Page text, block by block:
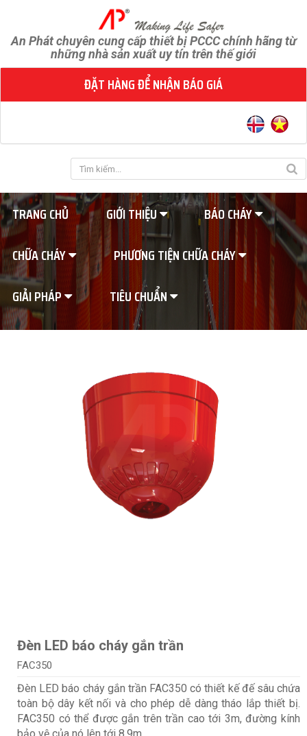
An Phát chuyên cung cấp thiết bị PCCC chính hãng từ
những nhà sản xuất uy tín trên thế giới
ĐẶT HÀNG ĐỂ NHẬN BÁO GIÁ
TRANG CHỦ GIỚI THIỆU
BÁO CHÁY
CHỮA CHÁY
PHƯƠNG TIỆN CHỮA CHÁY
GIẢI PHÁP
TIÊU CHUẨN
Đèn LED báo cháy gắn trần
FAC350
Đèn LED báo cháy gắn trần FAC350 có thiết kế đế sâu chứa
toàn bộ dây kết nối và cho phép dễ dàng tháo lắp thiết bị.
FAC350 có thể được gắn trên trần cao tới 3m, đường kính